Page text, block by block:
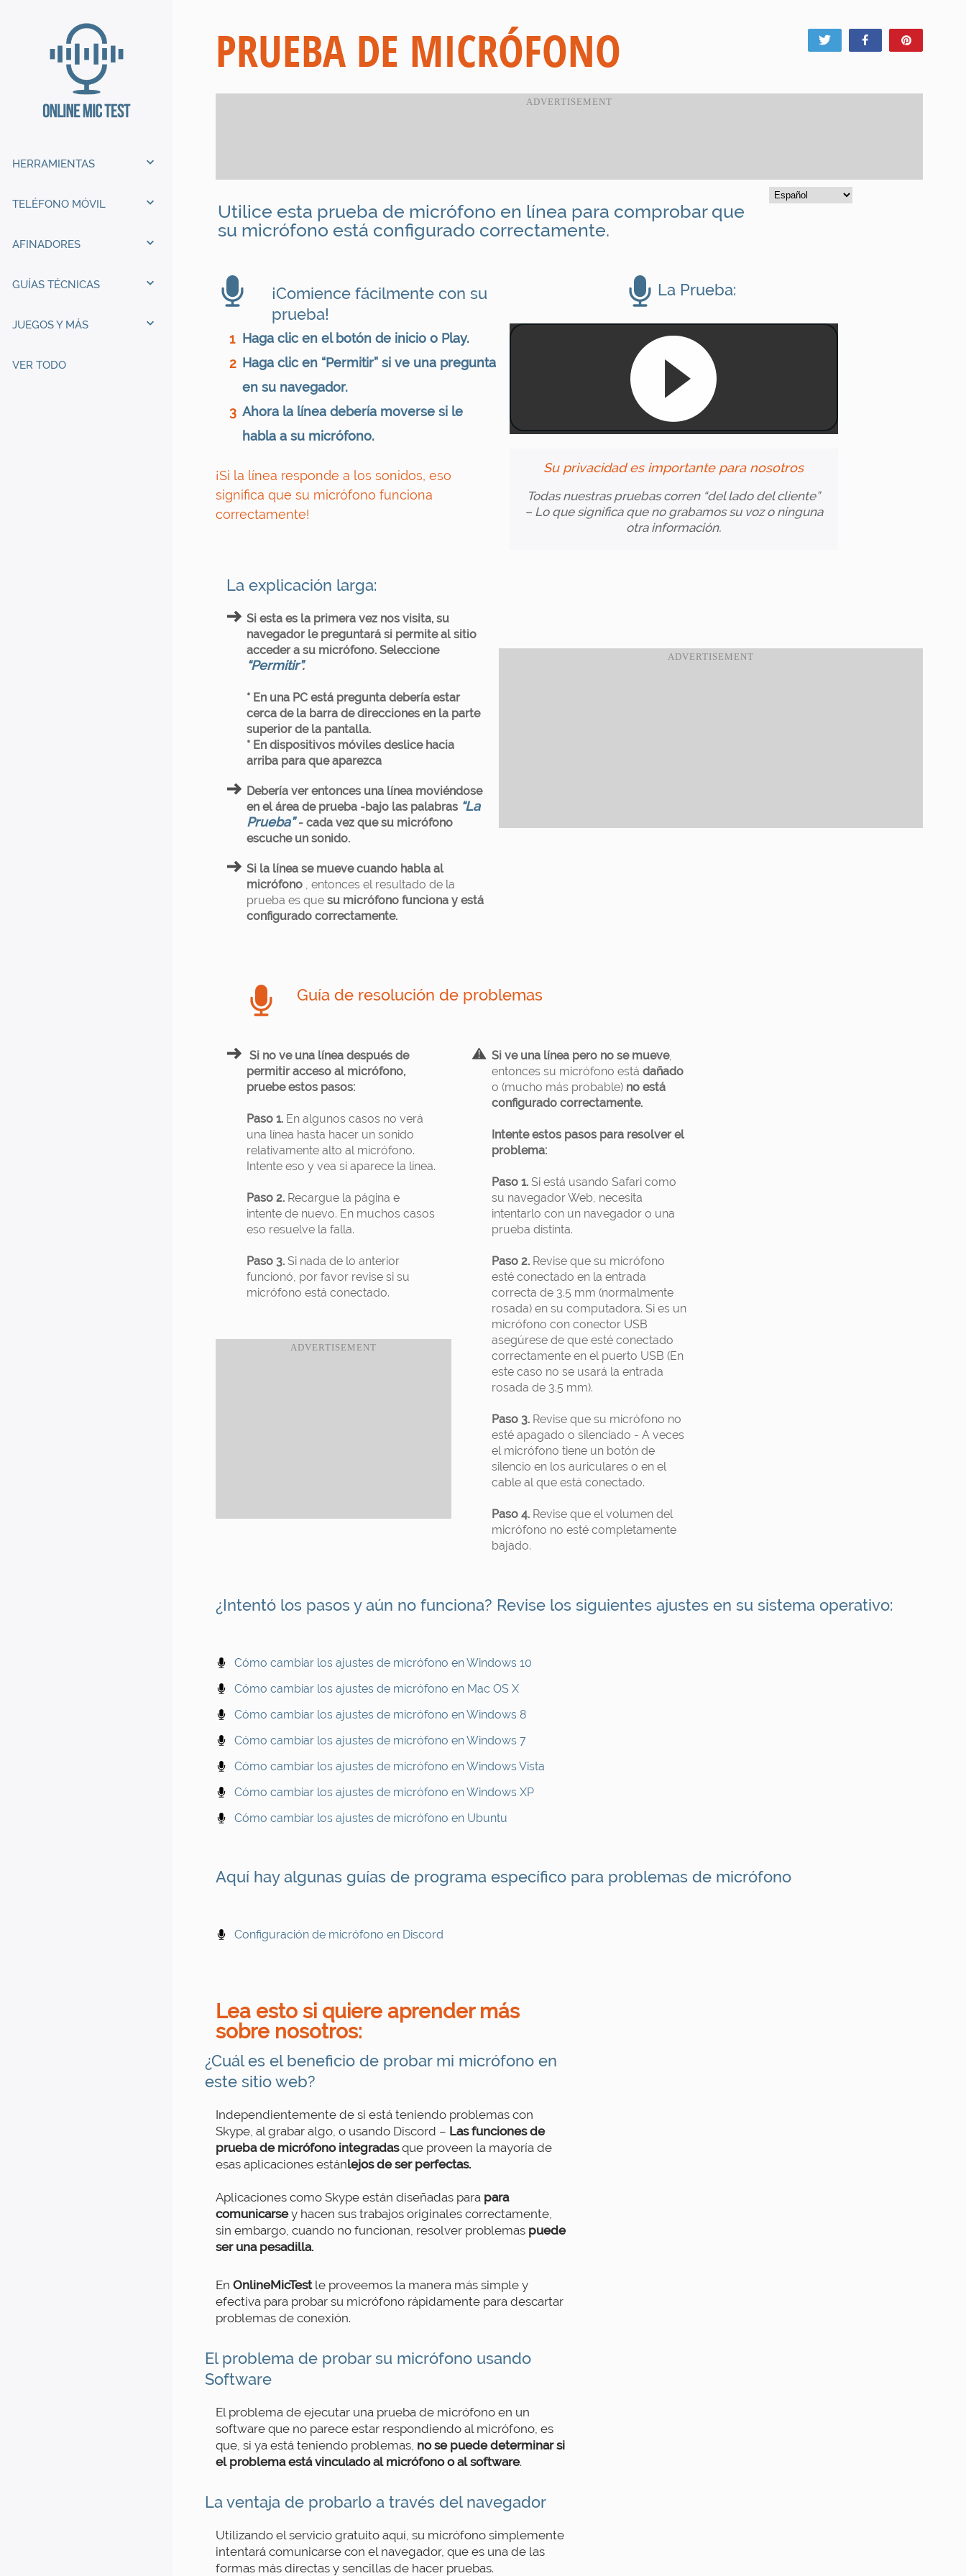
HERRAMIENTAS
TELÉFONO MÓVIL
AFINADORES
GUÍAS TÉCNICAS
JUEGOS Y MÁS
VER TODO
PRUEBA DE MICRÓFONO Tweet Share
Utilice esta prueba de micrófono en línea para comprobar que
su micrófono está configurado correctamente.
¡Comience fácilmente con su
prueba!
1 Haga clic en el botón de inicio o Play.
2 Haga clic en “Permitir” si ve una pregunta
en su navegador.
3 Ahora la línea debería moverse si le
habla a su micrófono.
¡Si la línea responde a los sonidos, eso
significa que su micrófono funciona
correctamente!
La Prueba:
Su privacidad es importante para nosotros
Todas nuestras pruebas corren “del lado del cliente”
– Lo que significa que no grabamos su voz o ninguna
otra información.
La explicación larga:
Si esta es la primera vez nos visita, su
navegador le preguntará si permite al sitio
acceder a su micrófono. Seleccione
“Permitir”.
* En una PC está pregunta debería estar
cerca de la barra de direcciones en la parte
superior de la pantalla.
* En dispositivos móviles deslice hacia
arriba para que aparezca
Debería ver entonces una línea moviéndose
en el área de prueba -bajo las palabras “La
Prueba” - cada vez que su micrófono
escuche un sonido.
Si la línea se mueve cuando habla al
micrófono
, entonces el resultado de la
prueba es que su micrófono funciona y está
configurado correctamente.
Guía de resolución de problemas
Si no ve una línea después de
permitir acceso al micrófono,
pruebe estos pasos:
Paso 1. En algunos casos no verá
una línea hasta hacer un sonido
relativamente alto al micrófono.
Intente eso y vea si aparece la línea.
Paso 2. Recargue la página e
intente de nuevo. En muchos casos
eso resuelve la falla.
Paso 3. Si nada de lo anterior
funcionó, por favor revise si su
micrófono está conectado.
Si ve una línea pero no se mueve,
entonces su micrófono está dañado
o (mucho más probable) no está
configurado correctamente.
Intente estos pasos para resolver el
problema:
Paso 1. Si está usando Safari como
su navegador Web, necesita
intentarlo con un navegador o una
prueba distinta.
Paso 2. Revise que su micrófono
esté conectado en la entrada
correcta de 3.5 mm (normalmente
rosada) en su computadora. Si es un
micrófono con conector USB
asegúrese de que esté conectado
correctamente en el puerto USB (En
este caso no se usará la entrada
rosada de 3.5 mm).
Paso 3. Revise que su micrófono no
esté apagado o silenciado - A veces
el micrófono tiene un botón de
silencio en los auriculares o en el
cable al que está conectado.
Paso 4. Revise que el volumen del
micrófono no esté completamente
bajado.
¿Intentó los pasos y aún no funciona? Revise los siguientes ajustes en su sistema operativo:
Cómo cambiar los ajustes de micrófono en Windows 10
Cómo cambiar los ajustes de micrófono en Mac OS X
Cómo cambiar los ajustes de micrófono en Windows 8
Cómo cambiar los ajustes de micrófono en Windows 7
Cómo cambiar los ajustes de micrófono en Windows Vista
Cómo cambiar los ajustes de micrófono en Windows XP
Cómo cambiar los ajustes de micrófono en Ubuntu
Aquí hay algunas guías de programa específico para problemas de micrófono
Configuración de micrófono en Discord
Lea esto si quiere aprender más
sobre nosotros:
¿Cuál es el beneficio de probar mi micrófono en
este sitio web?
Independientemente de si está teniendo problemas con
Skype, al grabar algo, o usando Discord – Las funciones de
prueba de micrófono integradasque proveen la mayoría de
esas aplicaciones estánlejos de ser perfectas.
Aplicaciones como Skype están diseñadas para para
comunicarsey hacen sus trabajos originales correctamente,
sin embargo, cuando no funcionan, resolver problemas puede
ser una pesadilla.
En OnlineMicTestle proveemos la manera más simple y
efectiva para probar su micrófono rápidamente para descartar
problemas de conexión.
El problema de probar su micrófono usando
Software
El problema de ejecutar una prueba de micrófono en un
software que no parece estar respondiendo al micrófono, es
que, si ya está teniendo problemas, no se puede determinar si
el problema está vinculado al micrófono o al software.
La ventaja de probarlo a través del navegador
Utilizando el servicio gratuito aquí, su micrófono simplemente
intentará comunicarse con el navegador, que es una de las
formas más directas y sencillas de hacer pruebas.